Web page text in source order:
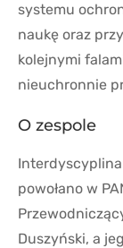
systemu
naukę oraz
kolejnymi
nieuchronnie
O zespole
powołano w
Duszyński, a